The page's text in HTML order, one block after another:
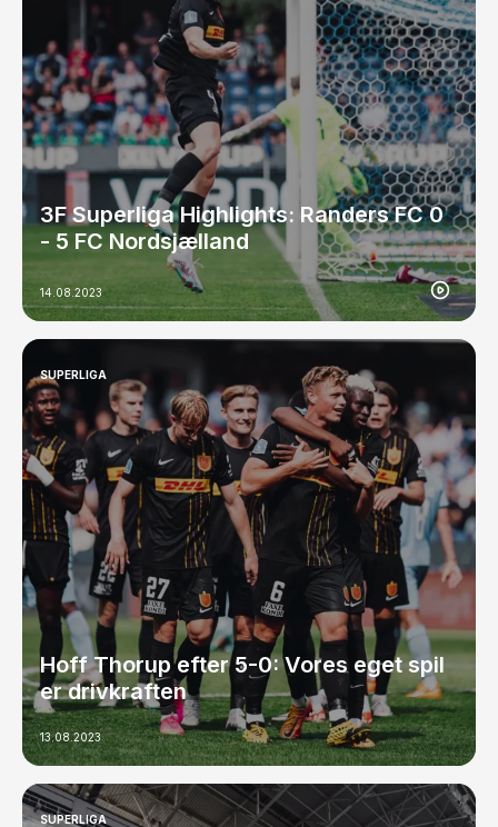
3F Superliga Highlights: Randers FC 0
- 5 FC Nordsjælland
14.08.2023
SUPERLIGA
Hoff Thorup efter 5-0: Vores eget spil
er drivkraften
13.08.2023
SUPERLIGA